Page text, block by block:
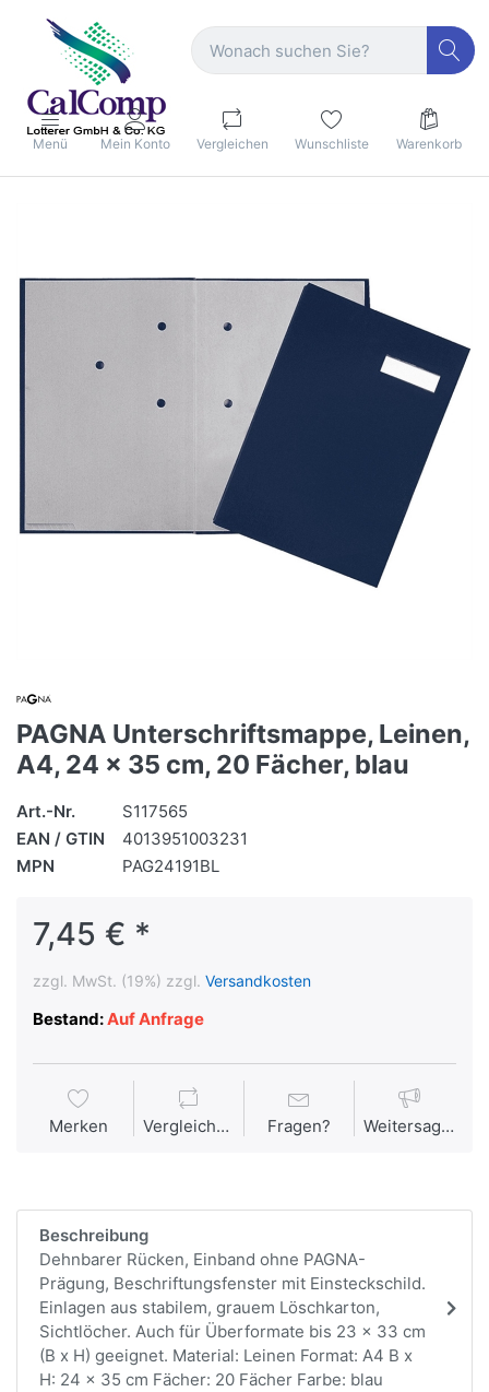
Menü Mein Konto Vergleichen Wunschliste Warenkorb
PAGNA Unterschriftsmappe, Leinen,
A4, 24 x 35 cm, 20 Fächer, blau
Art.-Nr.
S117565
EAN / GTIN
4013951003231
MPN
PAG24191BL
7,45 € *
zzgl. MwSt. (19%) zzgl. Versandkosten
Bestand:Auf Anfrage
Merken Vergleichen Fragen? Weitersagen
Beschreibung
Dehnbarer Rücken, Einband ohne PAGNA-
Prägung, Beschriftungsfenster mit Einsteckschild.
Einlagen aus stabilem, grauem Löschkarton,
Sichtlöcher. Auch für Überformate bis 23 x 33 cm
(B x H) geeignet. Material: Leinen Format: A4 B x
H: 24 x 35 cm Fächer: 20 Fächer Farbe: blau